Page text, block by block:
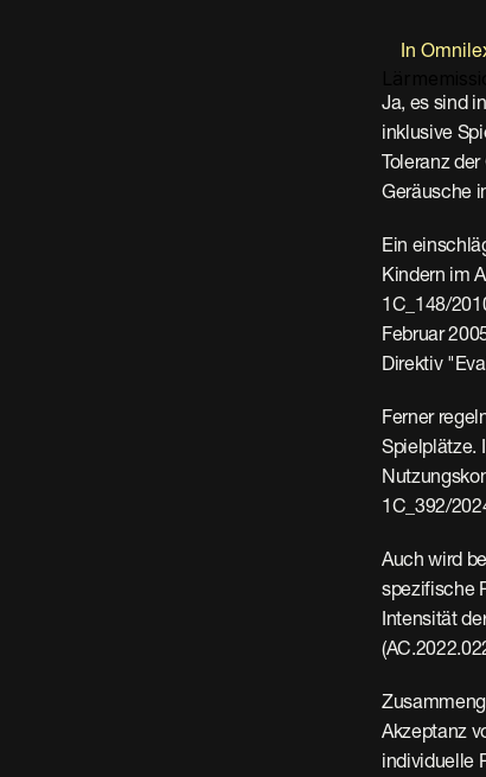
In
Ja, es sind
inklusive
Toleranz
Geräusche
Ein
Kindern im
1C_148/
Februar
Direktiv
Ferner
Spielplätze.
1C_392/
Auch wird
spezifische
Intensität
Akzeptanz
individuelle